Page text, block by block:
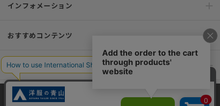
インフォメーション
おすすめコンテンツ
ポリシー・企業情報
オーダースーツなら SHITATE